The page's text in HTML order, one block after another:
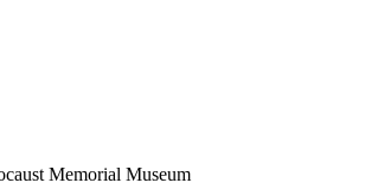
Memorial Museum